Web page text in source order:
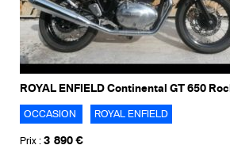
ROYAL ENFIELD Continental GT 650
OCCASION ROYAL ENFIELD
Prix : 3 890 €